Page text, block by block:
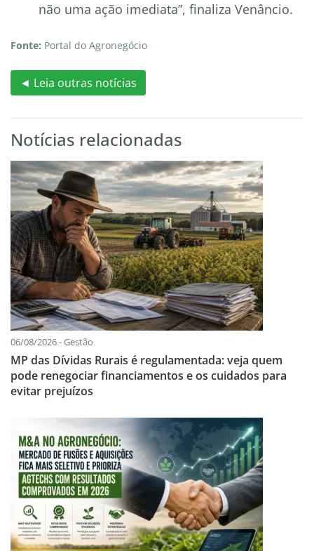
não uma ação imediata”, finaliza Venâncio.
Fonte: Portal do Agronegócio
◄ Leia outras notícias
Notícias relacionadas
06/08/2026 - Gestão
MP das Dívidas Rurais é regulamentada: veja quem
pode renegociar financiamentos e os cuidados para
evitar prejuízos